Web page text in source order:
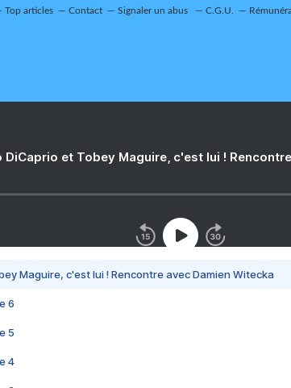
Top articles Contact Signaler un abus C.G.U.
DiCaprio et Tobey Maguire, c'est lui !
Maguire, c'est lui ! Rencontre avec Damien Witecka
6
5
4